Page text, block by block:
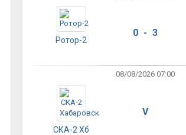
Ротор-2
0 - 3
08/08/2026 07:00
СКА-2 Хб
V